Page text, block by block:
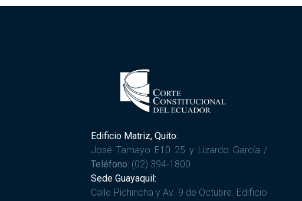
Edificio Matriz, Quito:
José Tamayo E10 25 y Lizardo García /
Teléfono: (02) 394-1800
Sede Guayaquil:
Calle Pichincha y Av. 9 de Octubre. Edificio